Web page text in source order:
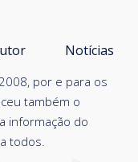
por e para os
também o
informação do
todos.
Notícias